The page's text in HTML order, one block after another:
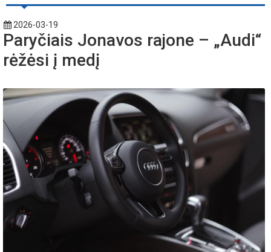
2026-03-19
Paryčiais Jonavos rajone – „Audi“
rėžėsi į medį